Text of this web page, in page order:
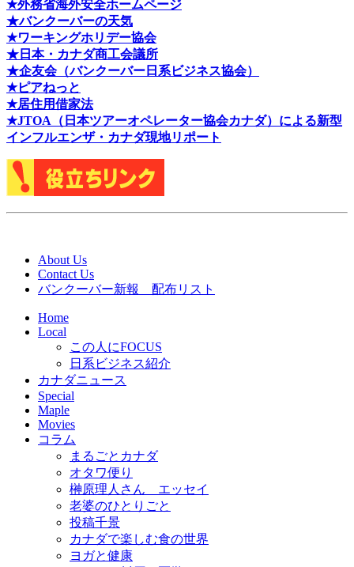
★外務省海外安全ホームページ
★バンクーバーの天気
★ワーキングホリデー協会
★日本・カナダ商工会議所
★企友会（バンクーバー日系ビジネス協会）
★ピアねっと
★居住用借家法
★JTOA（日本ツアーオペレーター協会カナダ）による新型
インフルエンザ・カナダ現地リポート
About Us
Contact Us
バンクーバー新報 配布リスト
Home
Local
この人にFOCUS
日系ビジネス紹介
カナダニュース
Special
Maple
Movies
コラム
まるごとカナダ
オタワ便り
榊原理人さん エッセイ
老婆のひとりごと
投稿千景
カナダで楽しむ食の世界
ヨガと健康